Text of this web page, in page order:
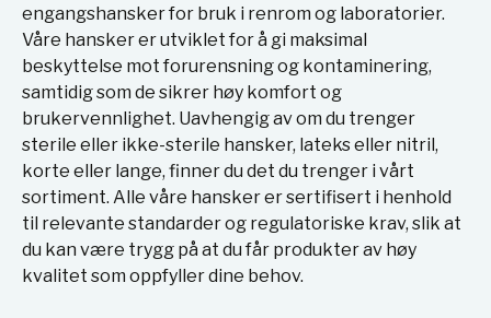
engangshansker for bruk i renrom og laboratorier.
Våre hansker er utviklet for å gi maksimal
beskyttelse mot forurensning og kontaminering,
samtidig som de sikrer høy komfort og
brukervennlighet. Uavhengig av om du trenger
sterile eller ikke-sterile hansker, lateks eller nitril,
korte eller lange, finner du det du trenger i vårt
sortiment. Alle våre hansker er sertifisert i henhold
til relevante standarder og regulatoriske krav, slik at
du kan være trygg på at du får produkter av høy
kvalitet som oppfyller dine behov.